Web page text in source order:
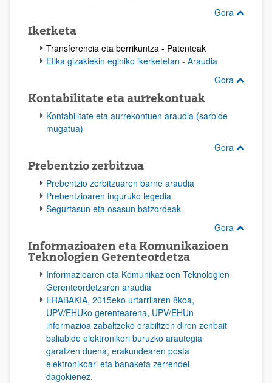
Gora
Ikerketa
Transferencia eta berrikuntza - Patenteak
Etika gizakiekin eginiko ikerketetan - Araudia
Gora
Kontabilitate eta aurrekontuak
Kontabilitate eta aurrekontuen araudia (sarbide
mugatua)
Gora
Prebentzio zerbitzua
Prebentzio zerbitzuaren barne araudia
Prebentzioaren inguruko legedia
Segurtasun eta osasun batzordeak
Gora
Informazioaren eta Komunikazioen
Teknologien Gerenteordetza
Informazioaren eta Komunikazioen Teknologien
Gerenteordetzaren araudia
ERABAKIA, 2015eko urtarrilaren 8koa,
UPV/EHUko gerentearena, UPV/EHUn
informazioa zabaltzeko erabiltzen diren zenbait
baliabide elektronikori buruzko arautegia
garatzen duena, erakundearen posta
elektronikoari eta banaketa zerrendei
dagokienez.